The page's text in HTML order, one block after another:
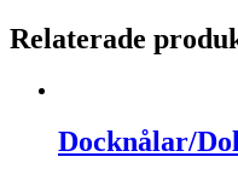
Relaterade
Docknålar/